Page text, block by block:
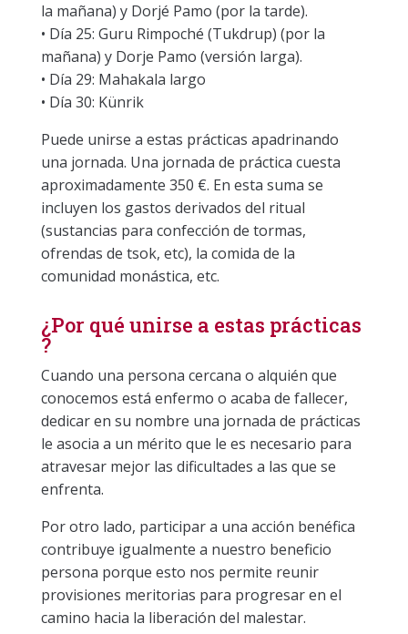
la mañana) y Dorjé Pamo (por la tarde).
• Día 25: Guru Rimpoché (Tukdrup) (por la
mañana) y Dorje Pamo (versión larga).
• Día 29: Mahakala largo
• Día 30: Künrik
Puede unirse a estas prácticas apadrinando
una jornada. Una jornada de práctica cuesta
aproximadamente 350 €. En esta suma se
incluyen los gastos derivados del ritual
(sustancias para confección de tormas,
ofrendas de tsok, etc), la comida de la
comunidad monástica, etc.
¿Por qué unirse a estas prácticas
?
Cuando una persona cercana o alquién que
conocemos está enfermo o acaba de fallecer,
dedicar en su nombre una jornada de prácticas
le asocia a un mérito que le es necesario para
atravesar mejor las dificultades a las que se
enfrenta.
Por otro lado, participar a una acción benéfica
contribuye igualmente a nuestro beneficio
persona porque esto nos permite reunir
provisiones meritorias para progresar en el
camino hacia la liberación del malestar.